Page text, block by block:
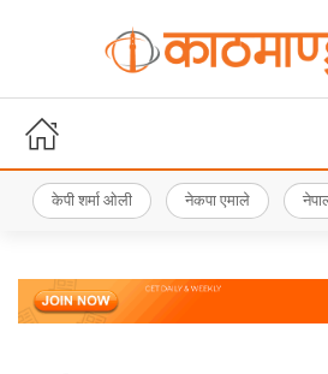
केपी शर्मा ओली नेकपा एमाले